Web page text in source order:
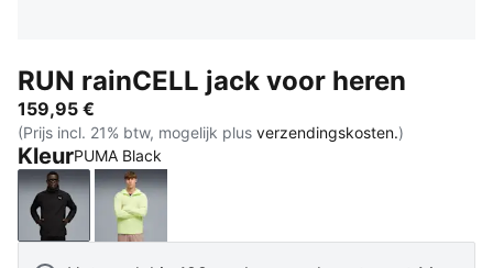
RUN rainCELL jack voor heren
159,95 €
(Prijs incl. 21% btw, mogelijk plus verzendingskosten.)
KleurPUMA Black
PUMA BlackApple Spritz